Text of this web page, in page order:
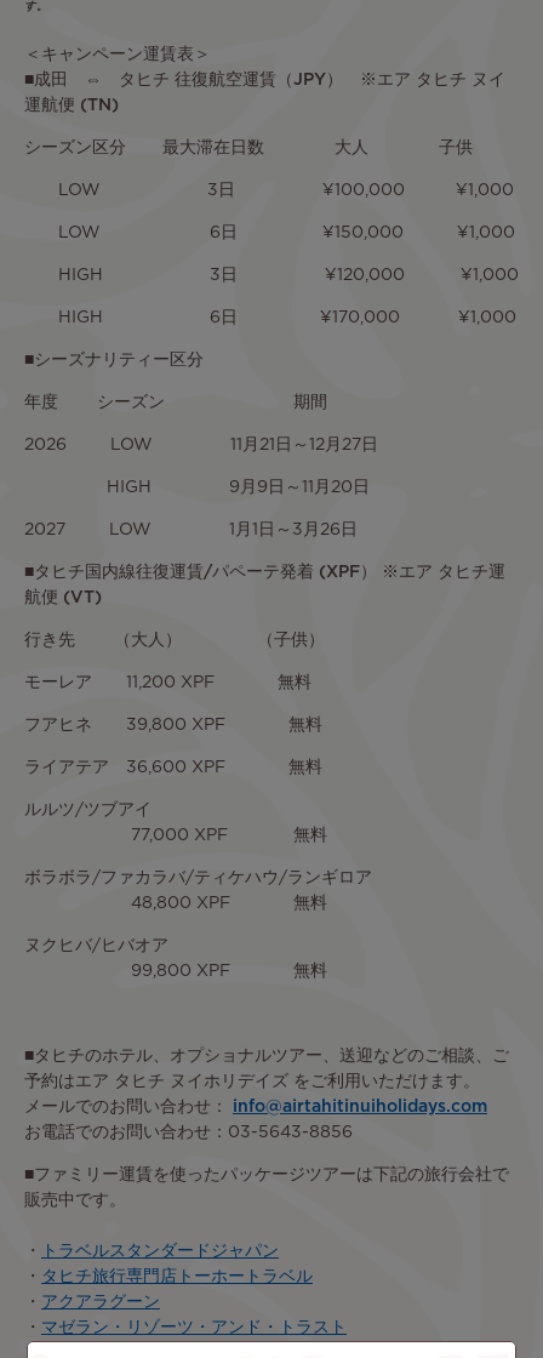
す。
＜キャンペーン運賃表＞
■成田 ⇔ タヒチ 往復航空運賃（JPY） ※エア タヒチ ヌイ
運航便 (TN)
シーズン区分 最大滞在日数 大人 子供
LOW 3日 ¥100,000 ¥1,000
LOW 6日 ¥150,000 ¥1,000
HIGH 3日 ¥120,000 ¥1,000
HIGH 6日 ¥170,000 ¥1,000
■シーズナリティー区分
年度 シーズン 期間
2026 LOW 11月21日～12月27日
HIGH 9月9日～11月20日
2027 LOW 1月1日～3月26日
■タヒチ国内線往復運賃/パペーテ発着 (XPF） ※エア タヒチ運
航便 (VT)
行き先 （大人） （子供）
モーレア 11,200 XPF 無料
フアヒネ 39,800 XPF 無料
ライアテア 36,600 XPF 無料
ルルツ/ツブアイ
77,000 XPF 無料
ボラボラ/ファカラバ/ティケハウ/ランギロア
48,800 XPF 無料
ヌクヒバ/ヒバオア
99,800 XPF 無料
■タヒチのホテル、オプショナルツアー、送迎などのご相談、ご
予約はエア タヒチ ヌイホリデイズ をご利用いただけます。
メールでのお問い合わせ： info@airtahitinuiholidays.com
お電話でのお問い合わせ：03-5643-8856
■ファミリー運賃を使ったパッケージツアーは下記の旅行会社で
販売中です。
・
トラベルスタンダードジャパン
・
タヒチ旅行専門店トーホートラベル
・ アクアラグーン
・ マゼラン・リゾーツ・アンド・トラスト